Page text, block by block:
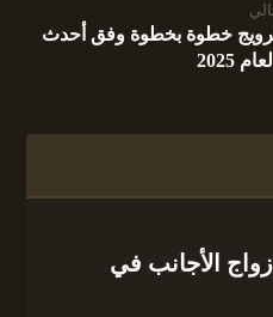
خطوة بخطوة وفق أحدث
2025
الأجانب في